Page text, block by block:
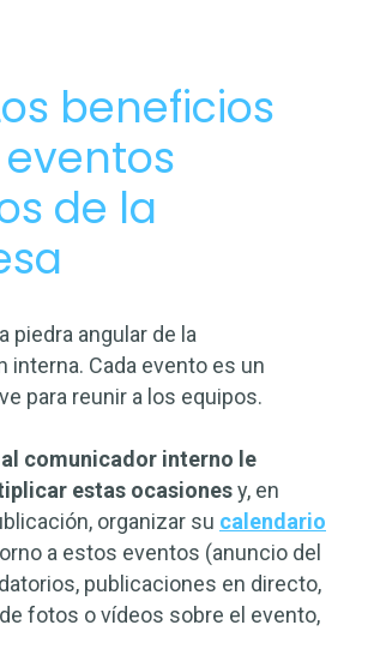
beneficios
de la
piedra angular de la
interna. Cada evento es un
para reunir a los equipos.
comunicador interno le
estas ocasionesy, en
organizar su calendario
a estos eventos (anuncio del
publicaciones en directo,
fotos o vídeos sobre el evento,